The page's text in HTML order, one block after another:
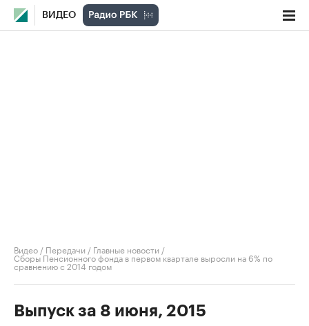
ВИДЕО
Видео / Передачи / Главные новости /
Сборы Пенсионного фонда в первом квартале выросли на 6% по
сравнению с 2014 годом
Выпуск за 8 июня, 2015